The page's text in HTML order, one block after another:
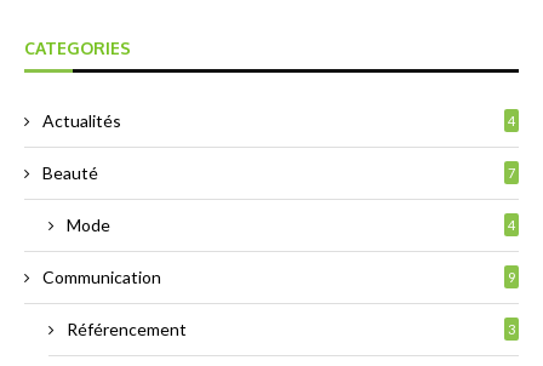
CATEGORIES
Actualités 4
Beauté 7
Mode 4
Communication 9
Référencement 3